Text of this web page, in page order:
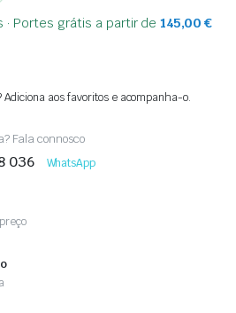
· Portes grátis a partir de145,00 €
Adiciona aos favoritos e acompanha-o.
Fala connosco
036 WhatsApp